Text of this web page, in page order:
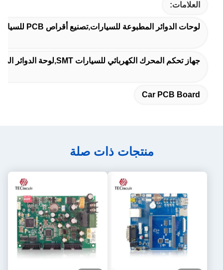
العلامات:
لوحات الدوائر المطبوعة للسيارات,تصنيع أقراص PCB للسيارات,لوحة PCB للسيارات
جهاز تحكم المحرك الكهربائي للسيارات SMT,لوحة الدوائر المطبوعة لمراقب المحرك الكهربائي
Car PCB Board
منتجات ذات صلة